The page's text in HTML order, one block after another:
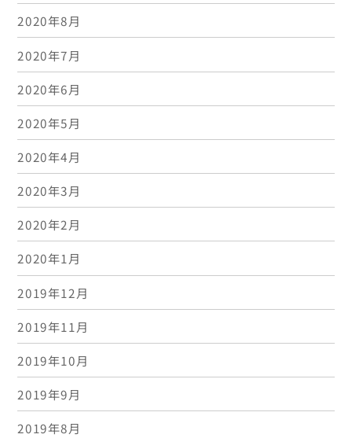
2020年8月
2020年7月
2020年6月
2020年5月
2020年4月
2020年3月
2020年2月
2020年1月
2019年12月
2019年11月
2019年10月
2019年9月
2019年8月